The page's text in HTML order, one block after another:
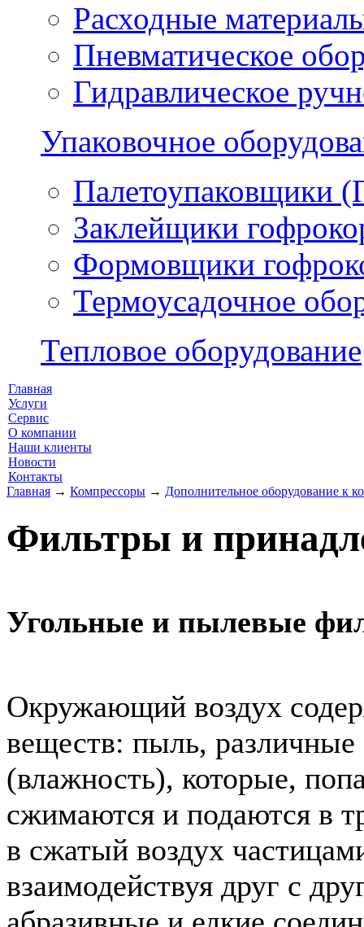
Расходные
Пневматическое
Гидравлическое
Упаковочное
Палетоупаковщики
Заклейщики
Формовщики
Термоусадочное
Тепловое оборудование
Главная
Услуги
Сервис
О компании
Наши клиенты
Новости
Контакты
Главная → Компрессоры → Дополнительное оборудование к
Фильтры и
Угольные и пылевые
Окружающий воздух
веществ: пыль,
(влажность), которые,
сжимаются и подаются в
в сжатый воздух
взаимодействуя друг с